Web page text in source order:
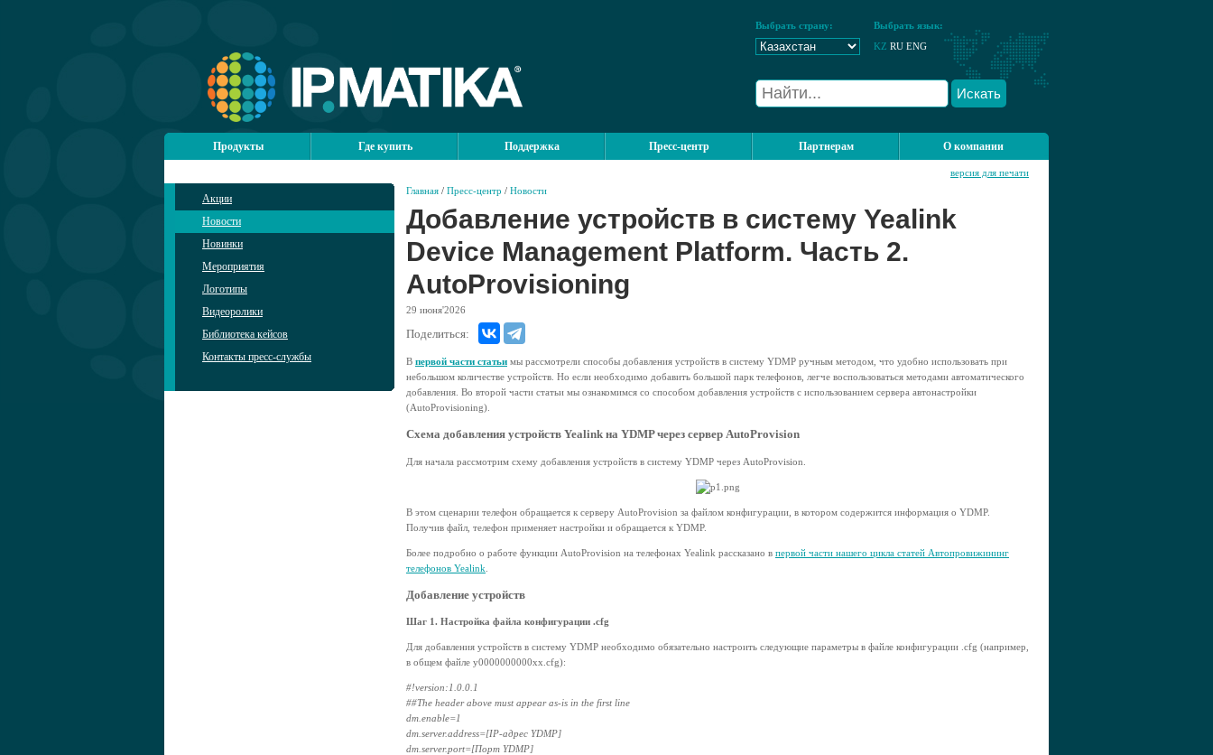
Выбрать страну:
Выбрать язык:
KZ RU ENG
Искать
Продукты Где купить Поддержка Пресс-центр Партнерам О компании
Акции
Новости
Новинки
Мероприятия
Логотипы
Видеоролики
Библиотека кейсов
Контакты пресс-службы
Главная / Пресс-центр / Новости
версия для печати
Добавление устройств в систему Yealink
Device Management Platform. Часть 2.
AutoProvisioning
29 июня'2026
Поделиться:
В первой части статьи мы рассмотрели способы добавления устройств в систему YDMP ручным методом, что удобно использовать при
небольшом количестве устройств. Но если необходимо добавить большой парк телефонов, легче воспользоваться методами автоматического
добавления. Во второй части статьи мы ознакомимся со способом добавления устройств с использованием сервера автонастройки
(AutoProvisioning).
Схема добавления устройств Yealink на YDMP через сервер AutoProvision
Для начала рассмотрим схему добавления устройств в систему YDMP через AutoProvision.
В этом сценарии телефон обращается к серверу AutoProvision за файлом конфигурации, в котором содержится информация о YDMP.
Получив файл, телефон применяет настройки и обращается к YDMP.
Более подробно о работе функции AutoProvision на телефонах Yealink рассказано в первой части нашего цикла статей Автопровижининг
телефонов Yealink
Добавление устройств
Шаг 1. Настройка файла конфигурации .cfg
Для добавления устройств в систему YDMP необходимо обязательно настроить следующие параметры в файле конфигурации .cfg (например,
в общем файле y0000000000xx.cfg):
#!version:1.0.0.1
##The header above must appear as-is in the first line
dm.enable=1
dm.server.address=[IP-адрес YDMP]
dm.server.port=[Порт YDMP]